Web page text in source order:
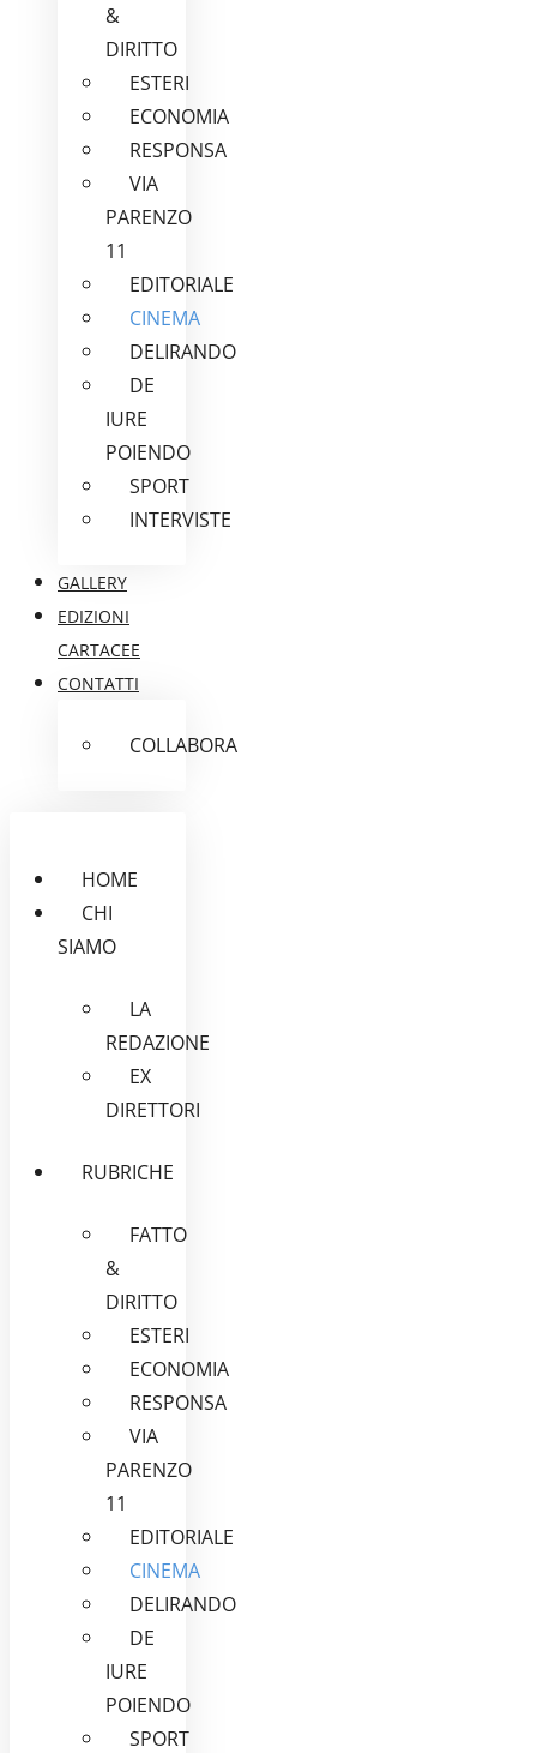
&
DIRITTO
ESTERI
ECONOMIA
RESPONSA
VIA
PARENZO
11
EDITORIALE
CINEMA
DELIRANDO
DE
IURE
POIENDO
SPORT
INTERVISTE
GALLERY
EDIZIONI
CARTACEE
CONTATTI
COLLABORA
HOME
CHI
SIAMO
LA
REDAZIONE
EX
DIRETTORI
RUBRICHE
FATTO
&
DIRITTO
ESTERI
ECONOMIA
RESPONSA
VIA
PARENZO
11
EDITORIALE
CINEMA
DELIRANDO
DE
IURE
POIENDO
SPORT